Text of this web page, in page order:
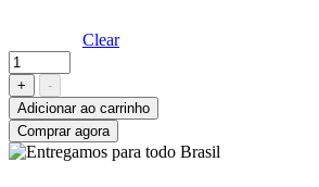
Clear
Box
Baú
Corano
quantity
+
-
Adicionar ao carrinho
Comprar agora